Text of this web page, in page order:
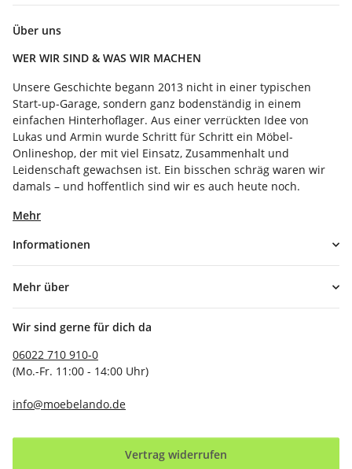
Über uns
WER WIR SIND & WAS WIR MACHEN
Unsere Geschichte begann 2013 nicht in einer typischen
Start-up-Garage, sondern ganz bodenständig in einem
einfachen Hinterhoflager. Aus einer verrückten Idee von
Lukas und Armin wurde Schritt für Schritt ein Möbel-
Onlineshop, der mit viel Einsatz, Zusammenhalt und
Leidenschaft gewachsen ist. Ein bisschen schräg waren wir
damals – und hoffentlich sind wir es auch heute noch.
Mehr
Informationen
Mehr über
Wir sind gerne für dich da
06022 710 910-0
(Mo.-Fr. 11:00 - 14:00 Uhr)
info@moebelando.de
Vertrag widerrufen